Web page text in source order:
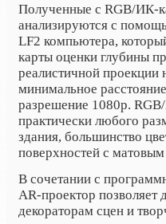
Полученные с RGB/ИК-
анализируются с
LF2 компьютера,
карты оценки глубины
реалистичной проекции
минимальное
разрешение 1080p.
практически любого
здания, большинство
поверхностей с
В сочетании с
AR-проектор
декораторам сцен и